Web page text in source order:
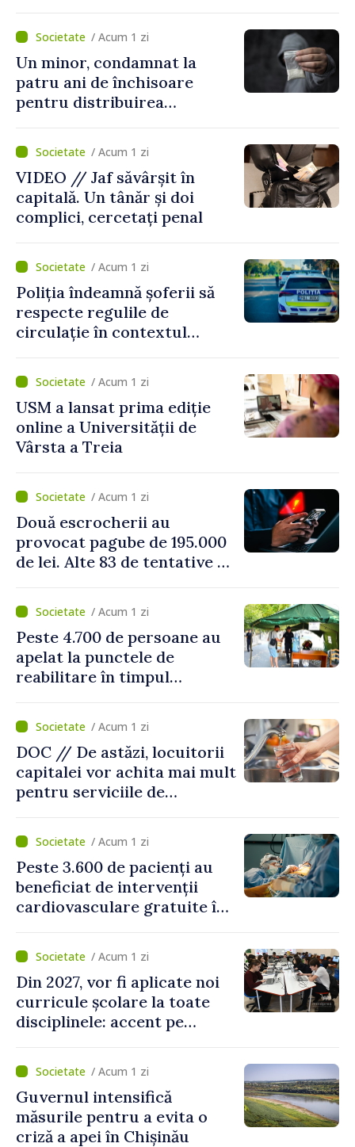
noastră rămâne puternică”
/ Acum 1 zi
Un minor, condamnat la
patru ani de închisoare
pentru distribuirea
/ Acum 1 zi
VIDEO // Jaf săvârșit în
capitală. Un tânăr și doi
complici, cercetați penal
/ Acum 1 zi
Poliția îndeamnă șoferii să
respecte regulile de
circulație în contextul
perioada concediilor
/ Acum 1 zi
USM a lansat prima ediție
online a Universității de
Vârsta a Treia
/ Acum 1 zi
Două escrocherii au
provocat pagube de 195.000
de lei. Alte 83 de tentative au
/ Acum 1 zi
Peste 4.700 de persoane au
apelat la punctele de
reabilitare în timpul
/ Acum 1 zi
DOC // De astăzi, locuitorii
capitalei vor achita mai mult
pentru serviciile de
canalizare
/ Acum 1 zi
Peste 3.600 de pacienți au
beneficiat de intervenții
cardiovasculare gratuite în
/ Acum 1 zi
Din 2027, vor fi aplicate noi
curricule școlare la toate
disciplinele: accent pe
și folosirea cunoștințelor în
situații reale/ Acum 1 zi
Guvernul intensifică
măsurile pentru a evita o
criză a apei în Chișinău